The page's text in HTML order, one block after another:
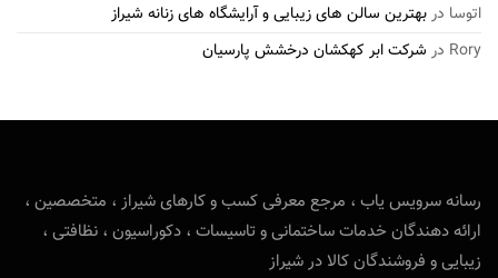
اتوسا دربهترین سالن های زیبایی و آرایشگاه های زنانه شیراز
Rory در شرکت ابر کهکشان درخشش پارسیان
رسانه سرویس یاب ، مرجع معرفی کسب و کارهای شیراز ، متخصصین ،
ارائه دهندگان خدمات ساختمانی و تاسیسات ، دکوراسیون ، نظافتی ،
زیبایی و فروشندگان کالا در شیراز